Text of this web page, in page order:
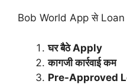
Bob World App से
घर बैठे Apply
कागजी कार्रवाई कम
Pre-Approved